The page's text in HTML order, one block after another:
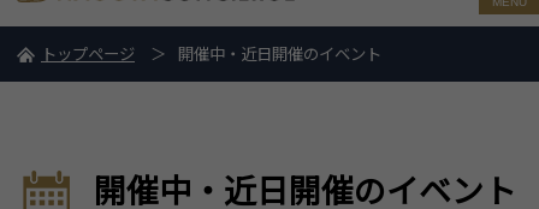
トップページ 開催中・近日開催のイベント
開催中・近日開催のイベント